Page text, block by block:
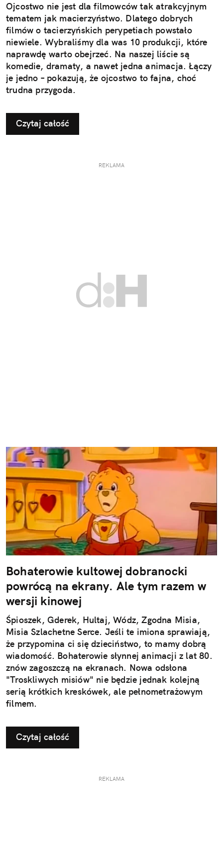
Ojcostwo nie jest dla filmowców tak atrakcyjnym
tematem jak macierzyństwo. Dlatego dobrych
filmów o tacierzyńskich perypetiach powstało
niewiele. Wybraliśmy dla was 10 produkcji, które
naprawdę warto obejrzeć. Na naszej liście są
komedie, dramaty, a nawet jedna animacja. Łączy
je jedno – pokazują, że ojcostwo to fajna, choć
trudna przygoda.
Czytaj całość
REKLAMA
Bohaterowie kultowej dobranocki
powrócą na ekrany. Ale tym razem w
wersji kinowej
Śpioszek, Gderek, Hultaj, Wódz, Zgodna Misia,
Misia Szlachetne Serce. Jeśli te imiona sprawiają,
że przypomina ci się dzieciństwo, to mamy dobrą
wiadomość. Bohaterowie słynnej animacji z lat 80.
znów zagoszczą na ekranach. Nowa odsłona
"Troskliwych misiów" nie będzie jednak kolejną
serią krótkich kreskówek, ale pełnometrażowym
filmem.
Czytaj całość
REKLAMA